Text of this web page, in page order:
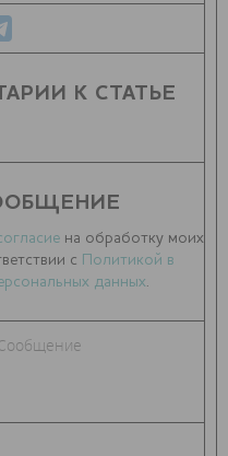
К СТАТЬЕ
на обработку моих
с Политикой в
данных